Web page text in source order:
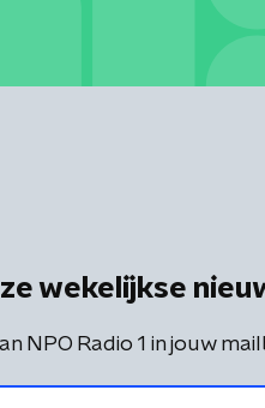
wekelijkse
NPO Radio 1 in jouw